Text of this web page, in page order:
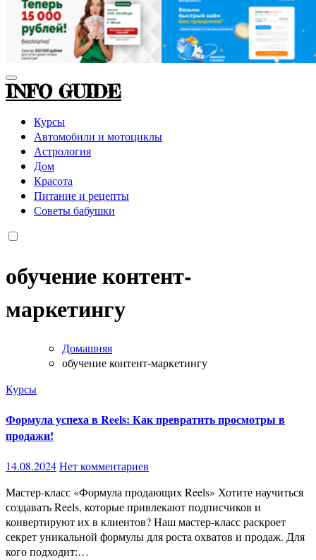
INFO GUIDE
Курсы
Автомобили и мотоциклы
Астрология
Дом
Красота
Питание и рецепты
Советы бабушки
обучение контент-
маркетингу
Домашняя
обучение контент-маркетингу
Курсы
Формула успеха в Reels: Как превратить просмотры в
продажи!
14.08.2024Нет комментариев
Мастер-класс «Формула продающих Reels» Хотите научиться
создавать Reels, которые привлекают подписчиков и
конвертируют их в клиентов? Наш мастер-класс раскроет
секрет уникальной формулы для роста охватов и продаж. Для
кого подходит:…